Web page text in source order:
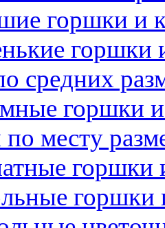
горшки и
горшки
средних
горшки
месту
горшки
горшки